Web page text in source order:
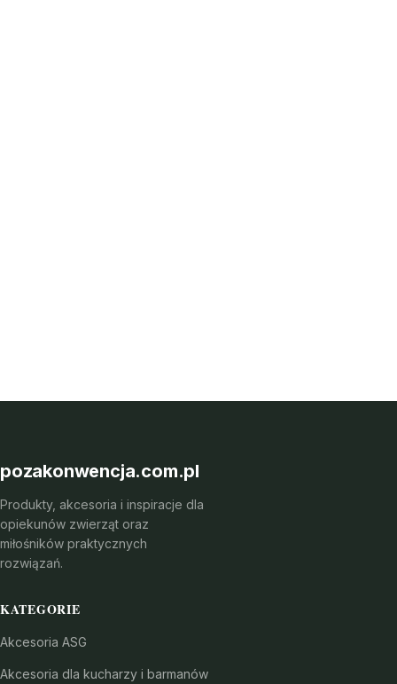
pozakonwencja.com.pl
Produkty, akcesoria i inspiracje dla
opiekunów zwierząt oraz
miłośników praktycznych
rozwiązań.
KATEGORIE
Akcesoria ASG
Akcesoria dla kucharzy i barmanów